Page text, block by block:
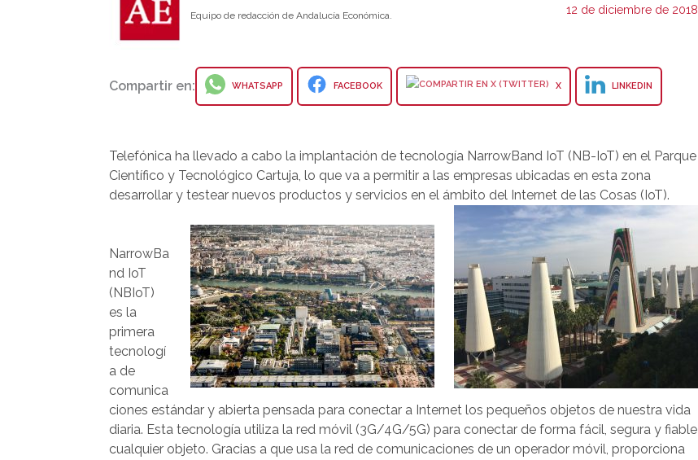
Equipo de redacción de Andalucía Económica. 12 de diciembre de 2018
Compartir en: WHATSAPP FACEBOOK X LINKEDIN
Telefónica ha llevado a cabo la implantación de tecnología NarrowBand IoT (NB-IoT) en el Parque
Científico y Tecnológico Cartuja, lo que va a permitir a las empresas ubicadas en esta zona
desarrollar y testear nuevos productos y servicios en el ámbito del Internet de las Cosas (IoT).
NarrowBa
nd IoT
(NBIoT)
es la
primera
tecnologí
a de
comunica
ciones estándar y abierta pensada para conectar a Internet los pequeños objetos de nuestra vida
diaria. Esta tecnología utiliza la red móvil (3G/4G/5G) para conectar de forma fácil, segura y fiable
cualquier objeto. Gracias a que usa la red de comunicaciones de un operador móvil, proporciona